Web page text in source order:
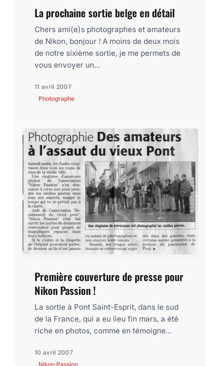
La prochaine sortie belge en détail
Chers ami(e)s photographes et amateurs
de Nikon, bonjour ! A moins de deux mois
de notre sixième sortie, je me permets de
vous envoyer un...
11 avril 2007
Photographe
Première couverture de presse pour
Nikon Passion !
La sortie à Pont Saint-Esprit, dans le sud
de la France, qui a eu lieu fin mars, a été
riche en photos, comme en témoigne...
10 avril 2007
Nikon Passion